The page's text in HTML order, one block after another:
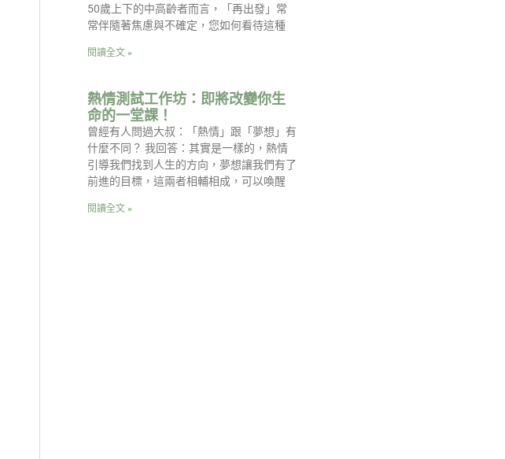
50歲上下的中高齡者而言，「再出發」常
常伴隨著焦慮與不確定，您如何看待這種
閱讀全文 »
熱情測試工作坊：即將改變你生
命的一堂課！
曾經有人問過大叔：「熱情」跟「夢想」有
什麼不同？ 我回答：其實是一樣的，熱情
引導我們找到人生的方向，夢想讓我們有了
前進的目標，這兩者相輔相成，可以喚醒
閱讀全文 »